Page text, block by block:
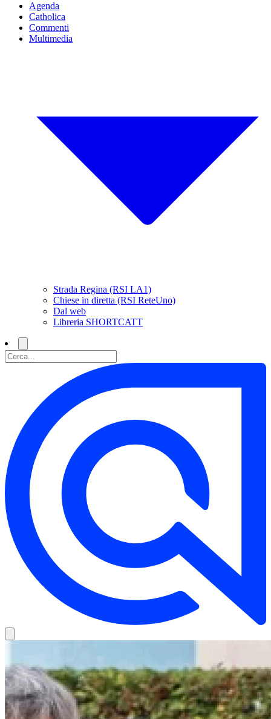
Agenda
Catholica
Commenti
Multimedia
Strada Regina (RSI LA1)
Chiese in diretta (RSI ReteUno)
Dal web
Libreria SHORTCATT